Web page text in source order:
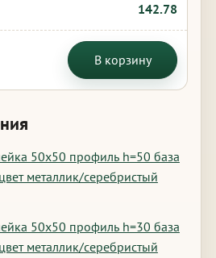
142.78
В корзину
50х50 профиль h=50 база
металлик/серебристый
50х50 профиль h=30 база
металлик/серебристый